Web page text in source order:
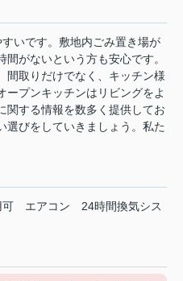
いです。敷地内ごみ置き場が
がないという方も安心です。
間取りだけでなく、キッチン様
ープンキッチンはリビングをよ
関する情報を数多く提供してお
選びをしていきましょう。私た
可 エアコン
24時間換気シス